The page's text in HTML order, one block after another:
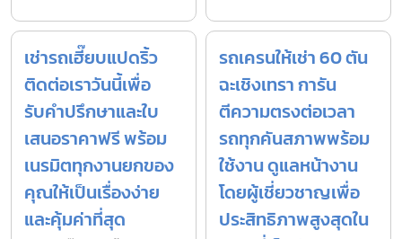
เช่ารถเฮี๊ยบแปดริ้ว
ติดต่อเราวันนี้เพื่อ
รับคำปรึกษาและใบ
เสนอราคาฟรี พร้อม
เนรมิตทุกงานยกของ
คุณให้เป็นเรื่องง่าย
และคุ้มค่าที่สุด
รถเครนให้เช่า 60 ตัน
ฉะเชิงเทรา การัน
ตีความตรงต่อเวลา
รถทุกคันสภาพพร้อม
ใช้งาน ดูแลหน้างาน
โดยผู้เชี่ยวชาญเพื่อ
ประสิทธิภาพสูงสุดใน